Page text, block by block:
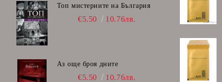
Топ мистериите на България
€5.50 10.76лв.
Аз още броя дните
€5.50 10.76лв.